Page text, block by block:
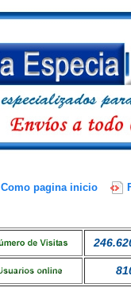
Como pagina inicio